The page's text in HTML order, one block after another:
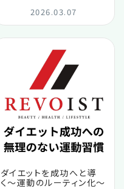
2026.03.07
ダイエットを成功へと導
く〜運動のルーティン化〜